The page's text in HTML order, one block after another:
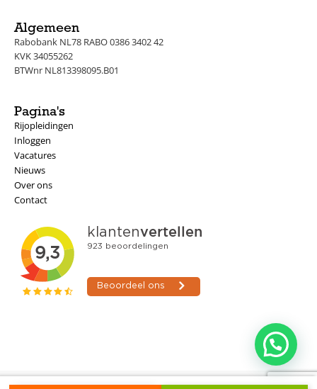
Algemeen
Rabobank NL78 RABO 0386 3402 42
KVK 34055262
BTWnr NL813398095.B01
Pagina's
Rijopleidingen
Inloggen
Vacatures
Nieuws
Over ons
Contact
© Verkeersschool Weijers - 2026